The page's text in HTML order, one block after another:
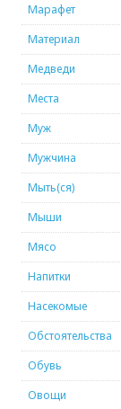
Марафет
Материал
Медведи
Места
Муж
Мужчина
Мыть(ся)
Мыши
Мясо
Напитки
Насекомые
Обстоятельства
Обувь
Овощи